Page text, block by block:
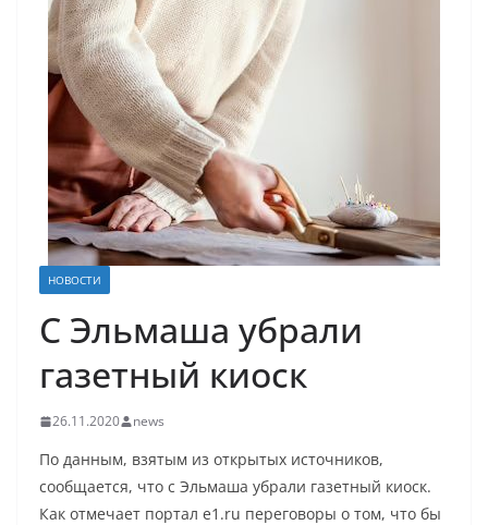
НОВОСТИ
С Эльмаша убрали
газетный киоск
26.11.2020 news
По данным, взятым из открытых источников,
сообщается, что с Эльмаша убрали газетный киоск.
Как отмечает портал e1.ru переговоры о том, что бы